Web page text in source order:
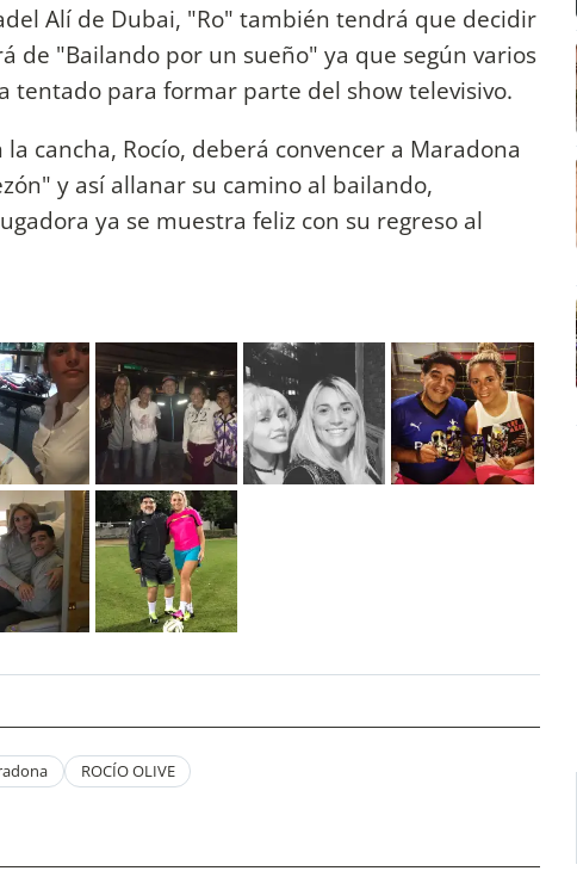
Alí de Dubai, "Ro" también tendrá que decidir
de "Bailando por un sueño" ya que según varios
tentado para formar parte del show televisivo.
cancha, Rocío, deberá convencer a Maradona
y así allanar su camino al bailando,
ya se muestra feliz con su regreso al
ROCÍO OLIVE